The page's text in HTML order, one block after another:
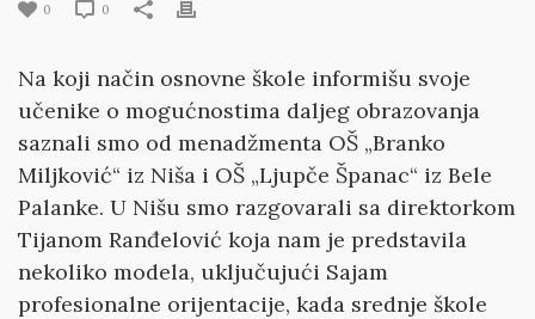
0 0
Na koji način osnovne škole informišu svoje
učenike o mogućnostima daljeg obrazovanja
saznali smo od menadžmenta OŠ „Branko
Miljković“ iz Niša i OŠ „Ljupče Španac“ iz Bele
Palanke. U Nišu smo razgovarali sa direktorkom
Tijanom Ranđelović koja nam je predstavila
nekoliko modela, uključujući Sajam
profesionalne orijentacije, kada srednje škole